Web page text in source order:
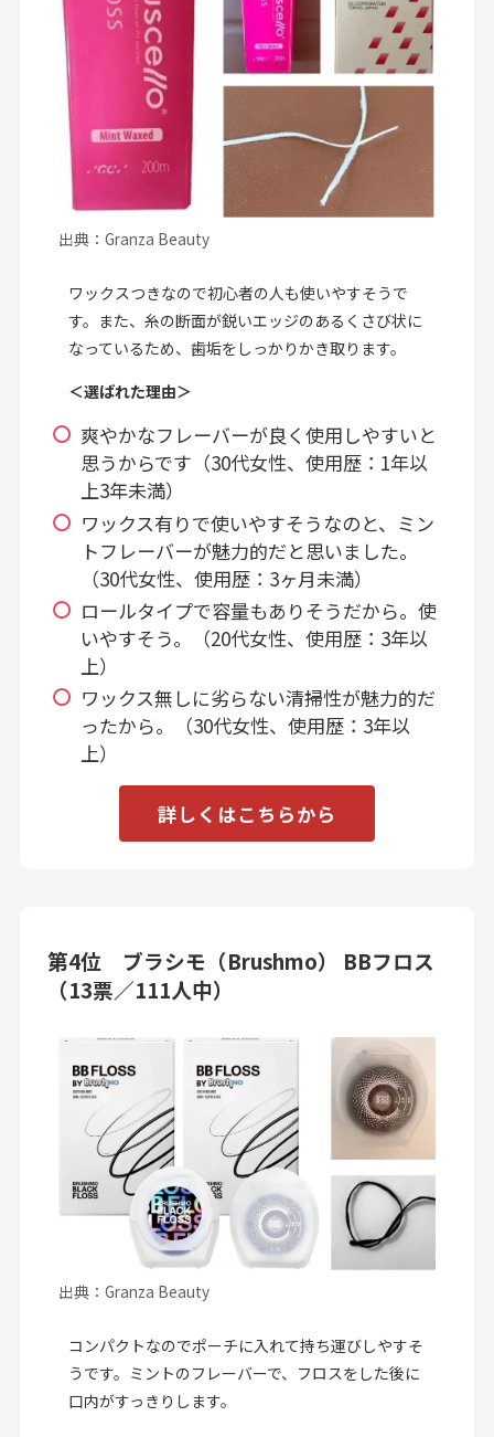
出典：Granza Beauty
ワックスつきなので初心者の人も使いやすそうで
す。また、糸の断面が鋭いエッジのあるくさび状に
なっているため、歯垢をしっかりかき取ります。
＜選ばれた理由＞
爽やかなフレーバーが良く使用しやすいと
思うからです（30代女性、使用歴：1年以
上3年未満）
ワックス有りで使いやすそうなのと、ミン
トフレーバーが魅力的だと思いました。
（30代女性、使用歴：3ヶ月未満）
ロールタイプで容量もありそうだから。使
いやすそう。（20代女性、使用歴：3年以
上）
ワックス無しに劣らない清掃性が魅力的だ
ったから。（30代女性、使用歴：3年以
上）
詳しくはこちらから
第4位 ブラシモ（Brushmo） BBフロス
（13票／111人中）
出典：Granza Beauty
コンパクトなのでポーチに入れて持ち運びしやすそ
うです。ミントのフレーバーで、フロスをした後に
口内がすっきりします。